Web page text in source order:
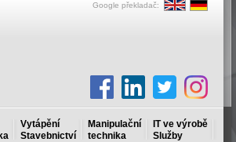
Google překladač:
Vytápění
Stavebnictví
Manipulační
technika
IT ve výrobě
Služby